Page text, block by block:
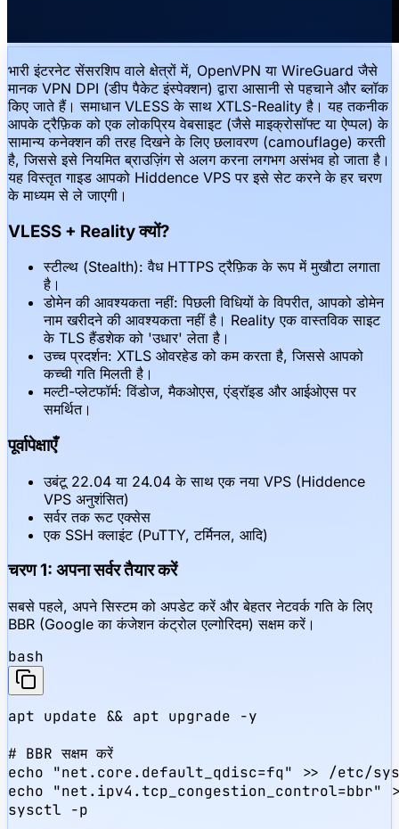
भारी इंटरनेट सेंसरशिप वाले क्षेत्रों में, OpenVPN या WireGuard जैसे
मानक VPN DPI (डीप पैकेट इंस्पेक्शन) द्वारा आसानी से पहचाने और ब्लॉक
किए जाते हैं। समाधान VLESS के साथ XTLS-Reality है। यह तकनीक
आपके ट्रैफ़िक को एक लोकप्रिय वेबसाइट (जैसे माइक्रोसॉफ्ट या ऐप्पल) के
सामान्य कनेक्शन की तरह दिखने के लिए छलावरण (camouflage) करती
है, जिससे इसे नियमित ब्राउज़िंग से अलग करना लगभग असंभव हो जाता है।
यह विस्तृत गाइड आपको Hiddence VPS पर इसे सेट करने के हर चरण
के माध्यम से ले जाएगी।
VLESS + Reality क्यों?
स्टील्थ (Stealth): वैध HTTPS ट्रैफ़िक के रूप में मुखौटा लगाता
है।
डोमेन की आवश्यकता नहीं: पिछली विधियों के विपरीत, आपको डोमेन
नाम खरीदने की आवश्यकता नहीं है। Reality एक वास्तविक साइट
के TLS हैंडशेक को 'उधार' लेता है।
उच्च प्रदर्शन: XTLS ओवरहेड को कम करता है, जिससे आपको
कच्ची गति मिलती है।
मल्टी-प्लेटफॉर्म: विंडोज, मैकओएस, एंड्रॉइड और आईओएस पर
समर्थित।
पूर्वापेक्षाएँ
उबंटू 22.04 या 24.04 के साथ एक नया VPS (Hiddence
VPS अनुशंसित)
सर्वर तक रूट एक्सेस
एक SSH क्लाइंट (PuTTY, टर्मिनल, आदि)
चरण 1: अपना सर्वर तैयार करें
सबसे पहले, अपने सिस्टम को अपडेट करें और बेहतर नेटवर्क गति के लिए
BBR (Google का कंजेशन कंट्रोल एल्गोरिदम) सक्षम करें।
bash
apt update && apt upgrade -y
# BBR सक्षम करें
echo "net.core.default_qdisc=fq" >> /etc/
echo
sysctl -p